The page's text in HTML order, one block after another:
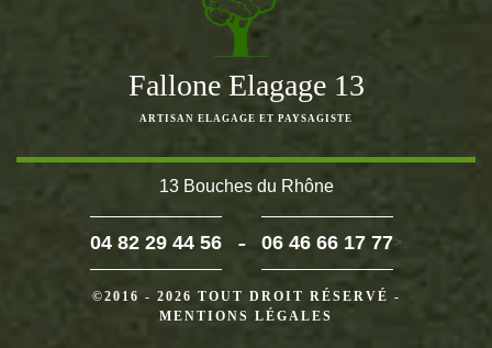
Fallone Elagage 13
ARTISAN ELAGAGE ET PAYSAGISTE
13 Bouches du Rhône
04 82 29 44 56 - 06 46 66 17 77>
©2016 - 2026 TOUT DROIT RÉSERVÉ -
MENTIONS LÉGALES